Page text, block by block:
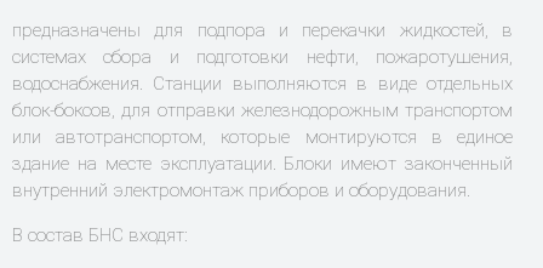
предназначены для подпора и перекачки жидкостей, в
системах сбора и подготовки нефти, пожаротушения,
водоснабжения. Станции выполняются в виде отдельных
блок-боксов, для отправки железнодорожным транспортом
или автотранспортом, которые монтируются в единое
здание на месте эксплуатации. Блоки имеют законченный
внутренний электромонтаж приборов и оборудования.
В состав БНС входят: